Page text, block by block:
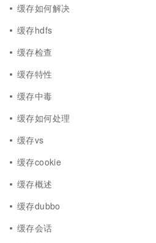
缓存如何解决
缓存hdfs
缓存检查
缓存特性
缓存中毒
缓存如何处理
缓存vs
缓存cookie
缓存概述
缓存dubbo
缓存会话